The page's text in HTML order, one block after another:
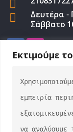
Εκτιμούμε
εμπειρία
να αναλύουμε
Δευτέρα -
Σάββατο
auto-verse.gr
Efstratiou